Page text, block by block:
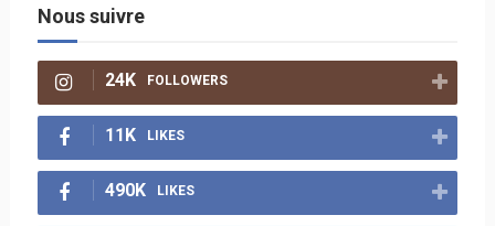
Nous suivre
24K FOLLOWERS
11K LIKES
490K LIKES